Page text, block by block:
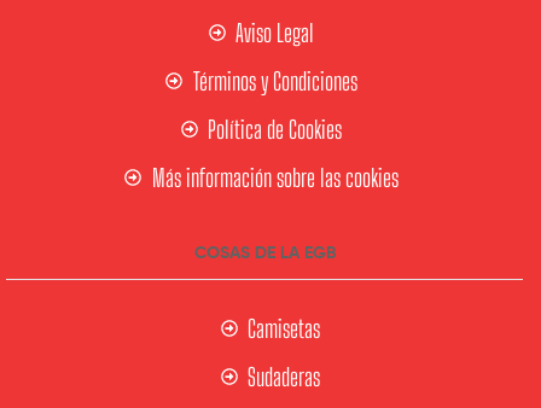
Aviso Legal
Términos y Condiciones
Política de Cookies
Más información sobre las cookies
COSAS DE LA EGB
Camisetas
Sudaderas